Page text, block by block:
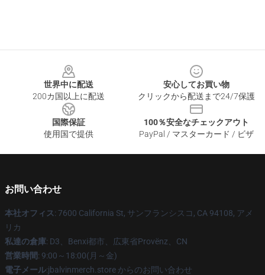
世界中に配送
200カ国以上に配送
安心してお買い物
クリックから配送まで24/7保護
国際保証
使用国で提供
100％安全なチェックアウト
PayPal / マスターカード / ビザ
お問い合わせ
本社オフィス: 7600 California St, サンフランシスコ, CA 94108, アメ
リカ
私達の倉庫: D3、Benxi都市、広東省Provënz、CN
営業時間: 9:00～18:00(月～金)
電子メール:jbalvinmerch.store からのお問い合わせ